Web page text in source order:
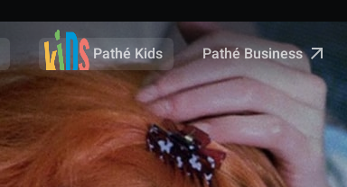
Pathé Kids Pathé Business